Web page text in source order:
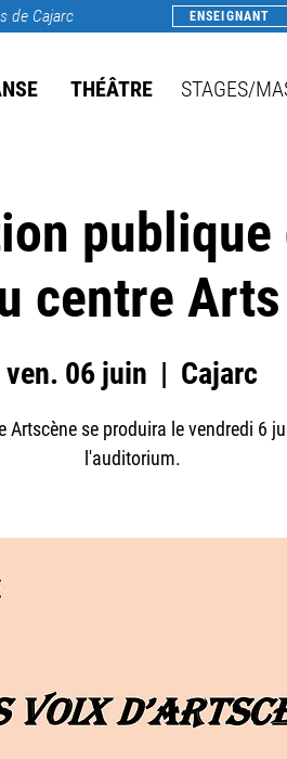
de Cajarc ENSEIGNANT
THÉÂTRE STAGES/
publique
centre
ven. 06 juin
  |
Cajarc
Artscène se produira le vendredi 6
l'auditorium.